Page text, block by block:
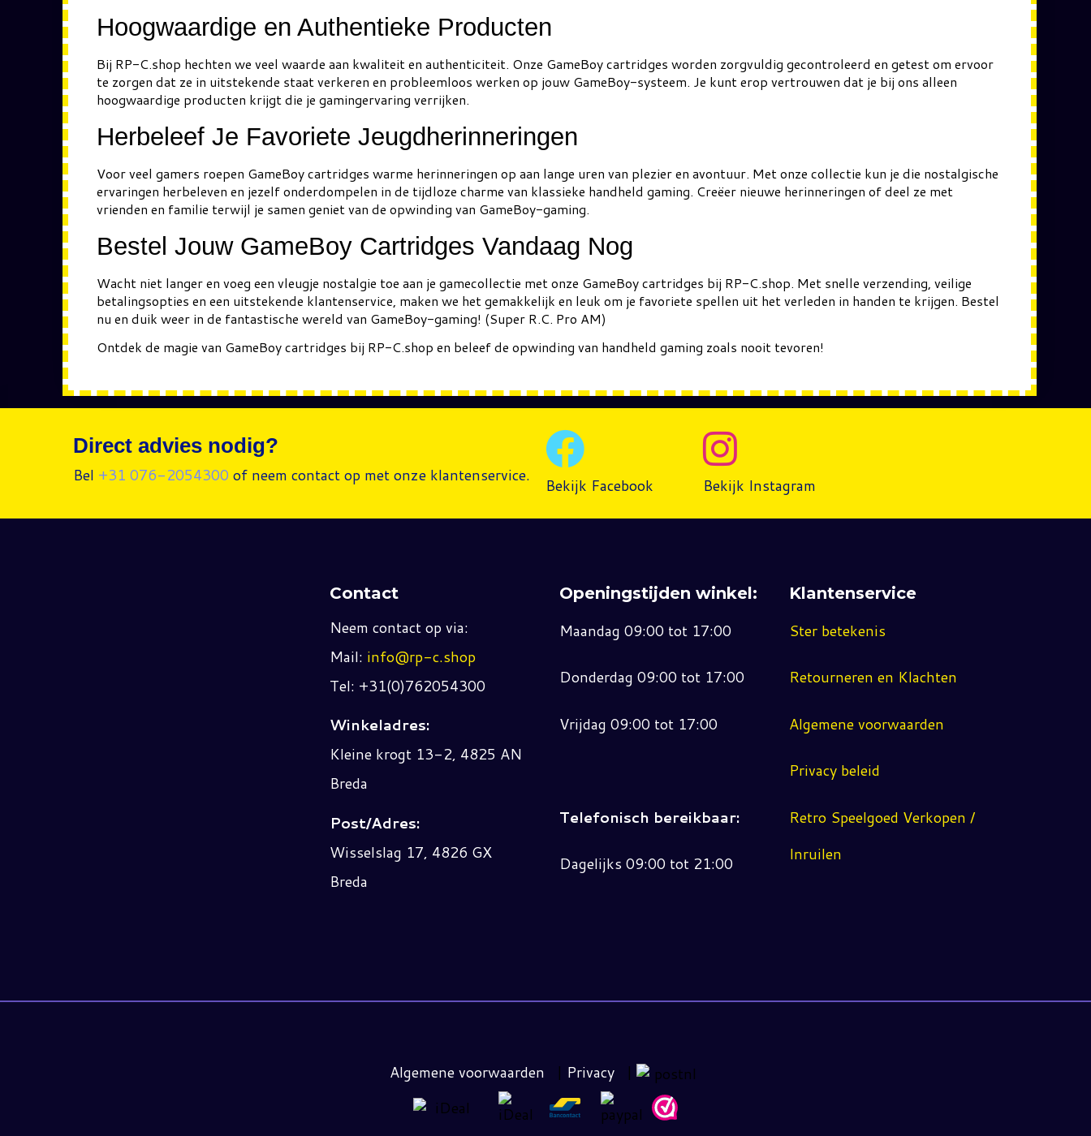
Hoogwaardige en Authentieke Producten
Bij RP-C.shop hechten we veel waarde aan kwaliteit en authenticiteit. Onze GameBoy cartridges worden zorgvuldig gecontroleerd en getest om ervoor
te zorgen dat ze in uitstekende staat verkeren en probleemloos werken op jouw GameBoy-systeem. Je kunt erop vertrouwen dat je bij ons alleen
hoogwaardige producten krijgt die je gamingervaring verrijken.
Herbeleef Je Favoriete Jeugdherinneringen
Voor veel gamers roepen GameBoy cartridges warme herinneringen op aan lange uren van plezier en avontuur. Met onze collectie kun je die nostalgische
ervaringen herbeleven en jezelf onderdompelen in de tijdloze charme van klassieke handheld gaming. Creëer nieuwe herinneringen of deel ze met
vrienden en familie terwijl je samen geniet van de opwinding van GameBoy-gaming.
Bestel Jouw GameBoy Cartridges Vandaag Nog
Wacht niet langer en voeg een vleugje nostalgie toe aan je gamecollectie met onze GameBoy cartridges bij RP-C.shop. Met snelle verzending, veilige
betalingsopties en een uitstekende klantenservice, maken we het gemakkelijk en leuk om je favoriete spellen uit het verleden in handen te krijgen. Bestel
nu en duik weer in de fantastische wereld van GameBoy-gaming! (Super R.C. Pro AM)
Ontdek de magie van GameBoy cartridges bij RP-C.shop en beleef de opwinding van handheld gaming zoals nooit tevoren!
Direct advies nodig?
Bel +31 076-2054300 of neem contact op met onze klantenservice. Bekijk Facebook Bekijk Instagram
Contact
Neem contact op via:
Mail: info@rp-c.shop
Tel: +31(0)762054300
Winkeladres:
Kleine krogt 13-2, 4825 AN
Breda
Post/Adres:
Wisselslag 17, 4826 GX
Breda
Openingstijden winkel:
Maandag 09:00 tot 17:00
Donderdag 09:00 tot 17:00
Vrijdag 09:00 tot 17:00
Telefonisch bereikbaar:
Dagelijks 09:00 tot 21:00
Klantenservice
Ster betekenis
Retourneren en Klachten
Algemene voorwaarden
Privacy beleid
Retro Speelgoed Verkopen /
Inruilen
Algemene voorwaarden | Privacy |